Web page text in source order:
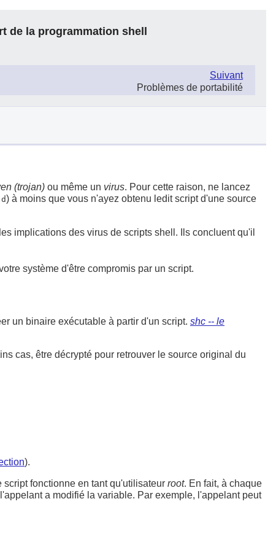
de la programmation shell
Suivant
Problèmes de portabilité
(trojan) ou même un virus. Pour cette raison, ne lancez
) à moins que vous n'ayez obtenu ledit script d'une source
implications des virus de scripts shell. Ils concluent qu'il
système d'être compromis par un script.
un binaire exécutable à partir d'un script. shc -- le
cas, être décrypté pour retrouver le source original du
).
fonctionne en tant qu'utilisateur root. En fait, à chaque
a modifié la variable. Par exemple, l'appelant peut